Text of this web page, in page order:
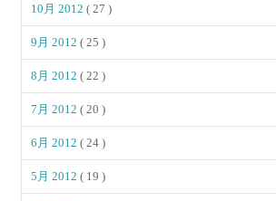
10月 2012( 27 )
9月 2012( 25 )
8月 2012( 22 )
7月 2012( 20 )
6月 2012( 24 )
5月 2012( 19 )